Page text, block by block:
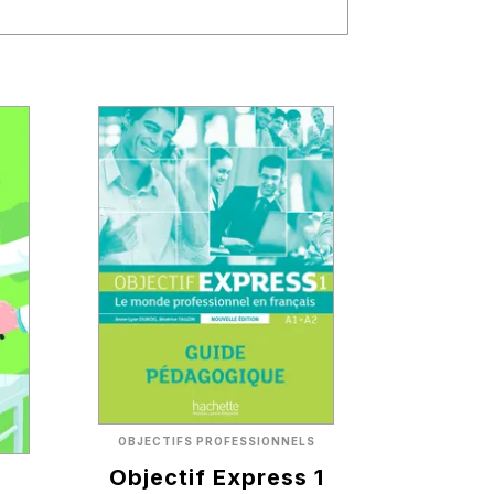
OBJECTIFS PROFESSIONNELS
Objectif Express 1